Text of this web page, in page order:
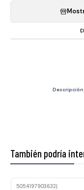
Descripción
También podría
5054197903632|